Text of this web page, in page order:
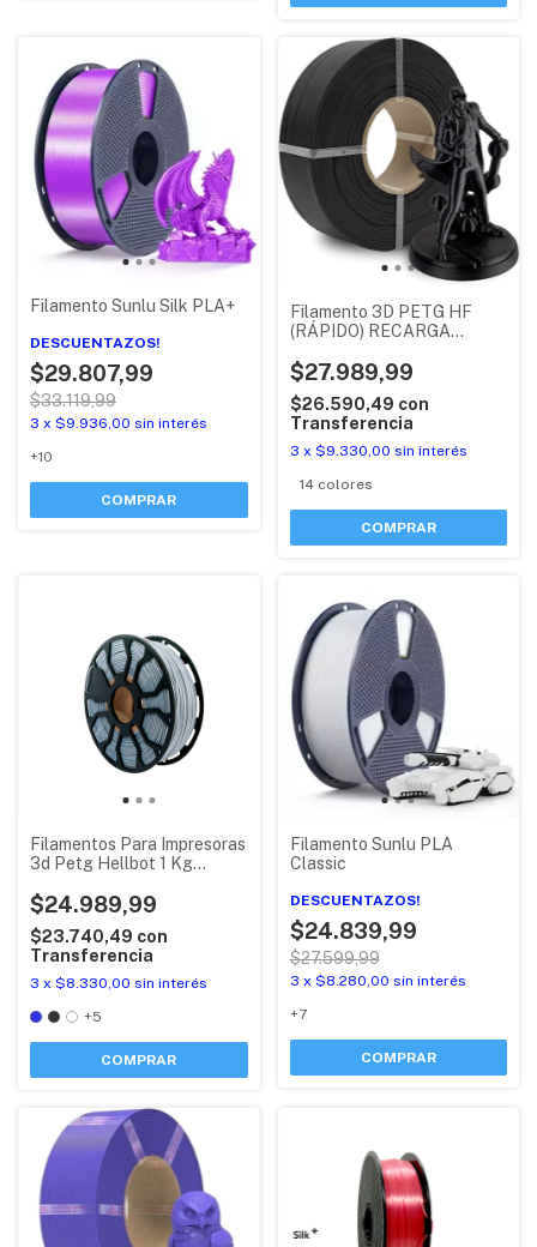
Filamento Sunlu Silk PLA+
DESCUENTAZOS!
$29.807,99
$33.119,99
3 x $9.936,00 sin interés
+10
COMPRAR
Filamento 3D PETG HF
(RÁPIDO) RECARGA
$27.989,99
$26.590,49 con
Transferencia
3 x $9.330,00 sin interés
14 colores
COMPRAR
Filamentos Para Impresoras
3d Petg Hellbot 1 Kg
$24.989,99
$23.740,49 con
Transferencia
3 x $8.330,00 sin interés
+5
COMPRAR
Filamento Sunlu PLA
Classic
DESCUENTAZOS!
$24.839,99
$27.599,99
3 x $8.280,00 sin interés
+7
COMPRAR